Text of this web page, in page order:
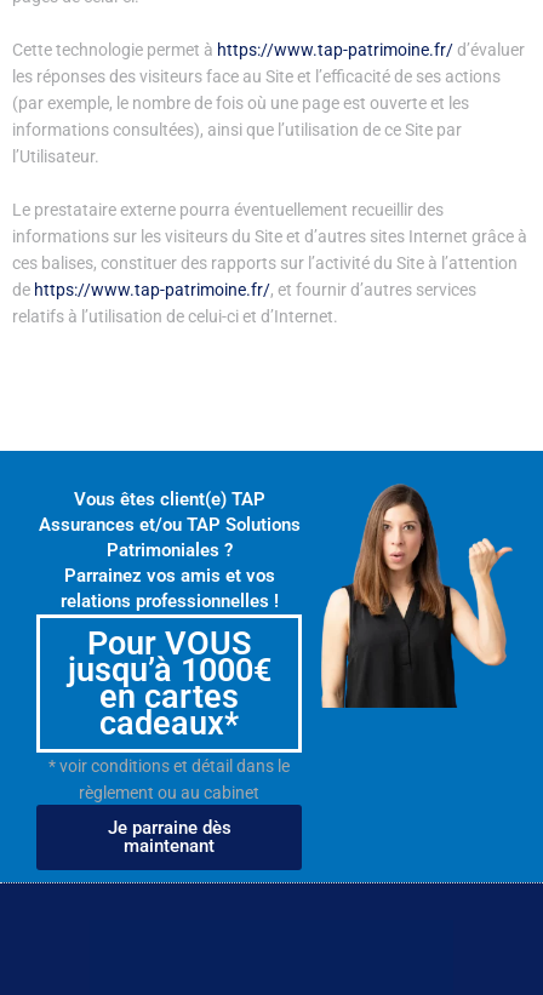
Cette technologie permet à https://www.tap-patrimoine.fr/d’évaluer
les réponses des visiteurs face au Site et l’efficacité de ses actions
(par exemple, le nombre de fois où une page est ouverte et les
informations consultées), ainsi que l’utilisation de ce Site par
l’Utilisateur.
Le prestataire externe pourra éventuellement recueillir des
informations sur les visiteurs du Site et d’autres sites Internet grâce à
ces balises, constituer des rapports sur l’activité du Site à l’attention
de https://www.tap-patrimoine.fr/, et fournir d’autres services
relatifs à l’utilisation de celui-ci et d’Internet.
Vous êtes client(e) TAP
Assurances et/ou TAP Solutions
Patrimoniales ?
Parrainez vos amis et vos
relations professionnelles !
Pour VOUS
jusqu’à 1000€
en cartes
cadeaux*
* voir conditions et détail dans le
règlement ou au cabinet
Je parraine dès
maintenant